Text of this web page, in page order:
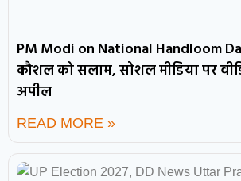
PM Modi on National Handloom
कौशल को सलाम, सोशल मीडिया पर
अपील
READ MORE »